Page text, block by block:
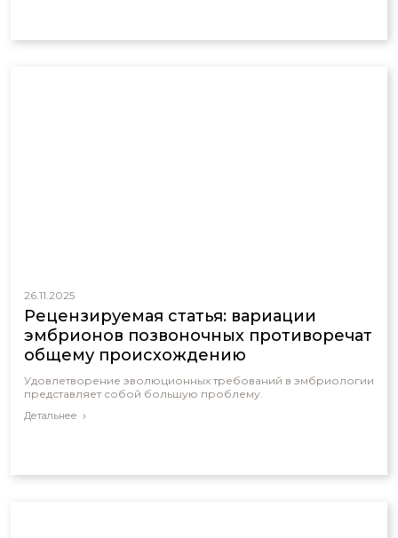
26.11.2025
Рецензируемая статья: вариации
эмбрионов позвоночных противоречат
общему происхождению
Удовлетворение эволюционных требований в эмбриологии
представляет собой большую проблему.
Детальнее